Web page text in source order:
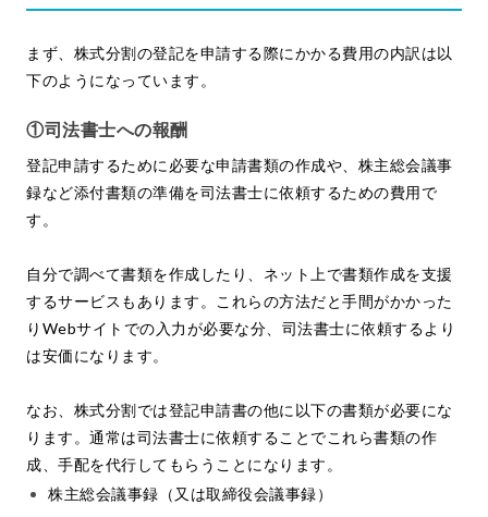
まず、株式分割の登記を申請する際にかかる費用の内訳は以
下のようになっています。
①司法書士への報酬
登記申請するために必要な申請書類の作成や、株主総会議事
録など添付書類の準備を司法書士に依頼するための費用で
す。
自分で調べて書類を作成したり、ネット上で書類作成を支援
するサービスもあります。これらの方法だと手間がかかった
りWebサイトでの入力が必要な分、司法書士に依頼するより
は安価になります。
なお、株式分割では登記申請書の他に以下の書類が必要にな
ります。通常は司法書士に依頼することでこれら書類の作
成、手配を代行してもらうことになります。
株主総会議事録（又は取締役会議事録）